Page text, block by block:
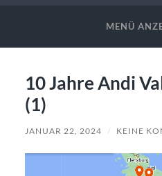
MENÜ
10 Jahre Andi
(1)
JANUAR 22, 2024 / KEINE